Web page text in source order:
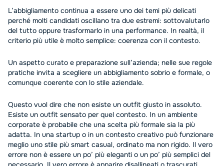
L’abbigliamento continua a essere uno dei temi più delicati
perché molti candidati oscillano tra due estremi: sottovalutarlo
del tutto oppure trasformarlo in una performance. In realtà, il
criterio più utile è molto semplice: coerenza con il contesto.
Un aspetto curato e preparazione sull’azienda; nelle sue regole
pratiche invita a scegliere un abbigliamento sobrio e formale, o
comunque coerente con lo stile aziendale.
Questo vuol dire che non esiste un outfit giusto in assoluto.
Esiste un outfit sensato per quel contesto. In un ambiente
corporate è probabile che una scelta più formale sia la più
adatta. In una startup o in un contesto creativo può funzionare
meglio uno stile più smart casual, ordinato ma non rigido. Il vero
errore non è essere un po’ più eleganti o un po’ più semplici del